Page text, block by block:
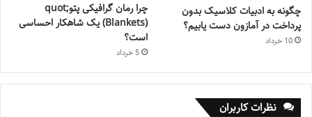
چگونه به ادبیات کلاسیک بدون
پرداخت در آمازون دست یابیم؟
10 خرداد
چرا رمان گرافیکی پتوquot;
(Blankets) یک شاهکار احساسی
است؟
5 خرداد
نظرات کاربران